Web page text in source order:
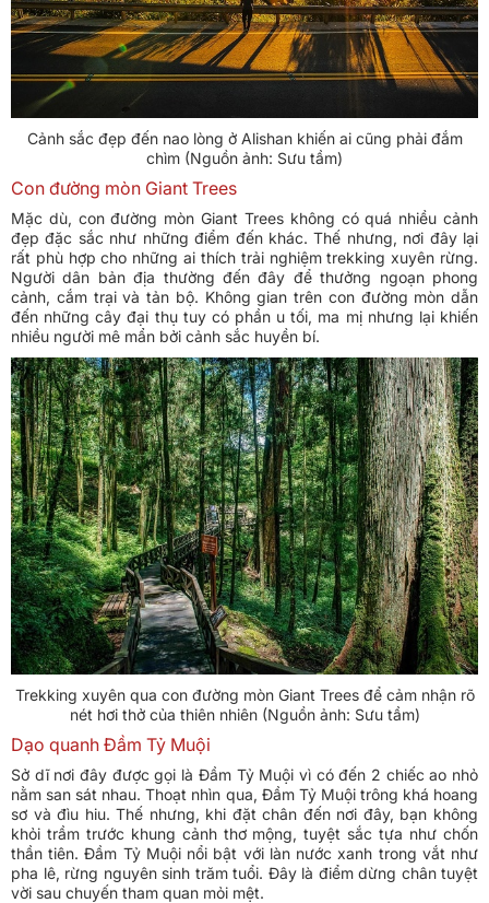
Cảnh sắc đẹp đến nao lòng ở Alishan khiến ai cũng phải đắm
chìm (Nguồn ảnh: Sưu tầm)
Con đường mòn Giant Trees
Mặc dù, con đường mòn Giant Trees không có quá nhiều cảnh
đẹp đặc sắc như những điểm đến khác. Thế nhưng, nơi đây lại
rất phù hợp cho những ai thích trải nghiệm trekking xuyên rừng.
Người dân bản địa thường đến đây để thưởng ngoạn phong
cảnh, cắm trại và tản bộ. Không gian trên con đường mòn dẫn
đến những cây đại thụ tuy có phần u tối, ma mị nhưng lại khiến
nhiều người mê mẩn bởi cảnh sắc huyền bí.
Trekking xuyên qua con đường mòn Giant Trees để cảm nhận rõ
nét hơi thở của thiên nhiên (Nguồn ảnh: Sưu tầm)
Dạo quanh Đầm Tỷ Muội
Sở dĩ nơi đây được gọi là Đầm Tỷ Muội vì có đến 2 chiếc ao nhỏ
nằm san sát nhau. Thoạt nhìn qua, Đầm Tỷ Muội trông khá hoang
sơ và đìu hiu. Thế nhưng, khi đặt chân đến nơi đây, bạn không
khỏi trầm trước khung cảnh thơ mộng, tuyệt sắc tựa như chốn
thần tiên. Đầm Tỷ Muội nổi bật với làn nước xanh trong vắt như
pha lê, rừng nguyên sinh trăm tuổi. Đây là điểm dừng chân tuyệt
vời sau chuyến tham quan mỏi mệt.